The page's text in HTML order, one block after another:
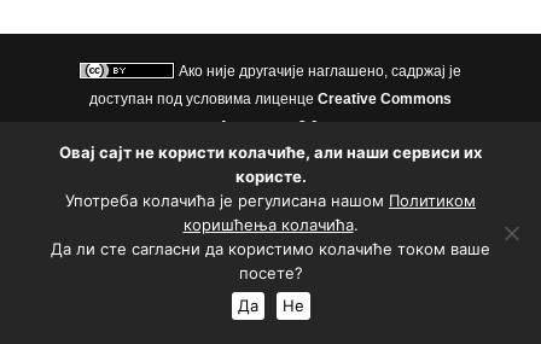
Ако није другачије наглашено, садржај је
доступан под условима лиценце Creative Commons
Aуторство 3.0.
Политика приватности|Политика коришћења колачића
Подржао
Овај сајт не користи колачиће, али наши сервиси их
користе.
Употреба колачића је регулисана нашом Политиком
коришћења колачића.
Да ли сте сагласни да користимо колачиће током ваше
посете?
Да
Не